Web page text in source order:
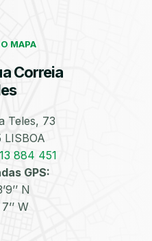
MAPA
Correia
Teles, 73
LISBOA
884 451
GPS:
N
W
Desempeno de
Jantes